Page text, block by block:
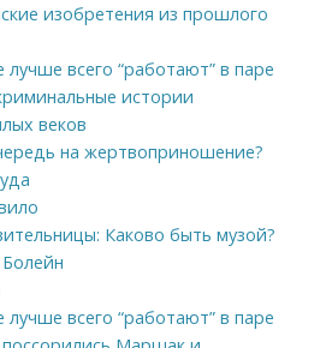
изобретения из прошлого
всего “работают” в паре
истории
веков
на жертвоприношение?
Каково быть музой?
всего “работают” в паре